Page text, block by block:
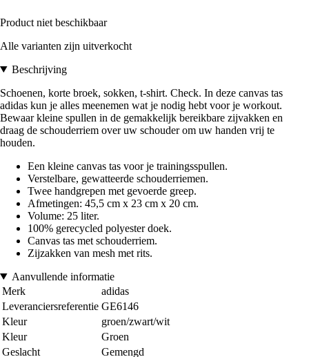
Product niet beschikbaar
Alle varianten zijn uitverkocht
Beschrijving
Schoenen, korte broek, sokken, t-shirt. Check. In deze canvas tas
adidas kun je alles meenemen wat je nodig hebt voor je workout.
Bewaar kleine spullen in de gemakkelijk bereikbare zijvakken en
draag de schouderriem over uw schouder om uw handen vrij te
houden.
Een kleine canvas tas voor je trainingsspullen.
Verstelbare, gewatteerde schouderriemen.
Twee handgrepen met gevoerde greep.
Afmetingen: 45,5 cm x 23 cm x 20 cm.
Volume: 25 liter.
100% gerecycled polyester doek.
Canvas tas met schouderriem.
Zijzakken van mesh met rits.
Aanvullende informatie
Merk
adidas
Leveranciersreferentie GE6146
Kleur
groen/zwart/wit
Kleur
Groen
Geslacht
Gemengd